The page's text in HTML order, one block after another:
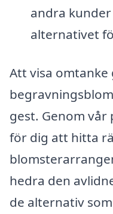
andra
alternativet
Att visa omtanke
gest. Genom
för dig att hitta
hedra den
de alternativ